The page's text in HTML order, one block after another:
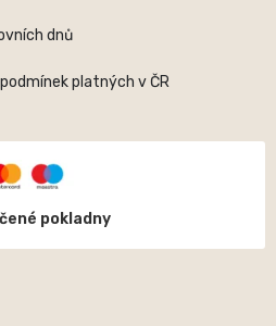
dnů
platných v ČR
pokladny